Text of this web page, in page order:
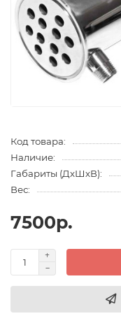
Код товара:
Наличие:
Габариты (ДхШхВ):
Вес:
7500р.